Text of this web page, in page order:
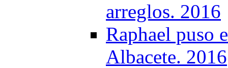
arreglos. 2016
Raphael puso
Albacete. 2016